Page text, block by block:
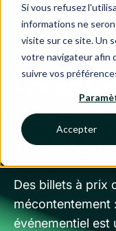
Si vous refusez
informations ne
visite sur ce site. Un
votre navigateur afin
suivre vos
Accepter
Des
mais
les
Des billets à prix
mécontentement
événementiel est